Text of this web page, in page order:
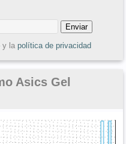
y la política de privacidad
Asics Gel